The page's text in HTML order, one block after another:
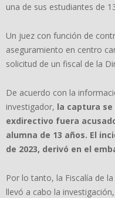
una de sus estudiantes de
Un juez con función de
aseguramiento en centro
solicitud de un fiscal de la
De acuerdo con la
investigador, la captura
exdirectivo fuera
alumna de 13 años. El
de 2023, derivó en el
Por lo tanto, la Fiscalía de
llevó a cabo la